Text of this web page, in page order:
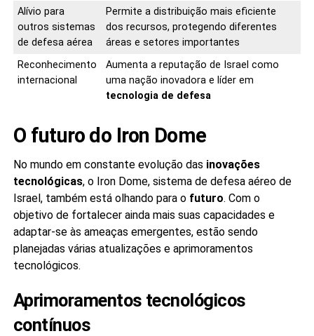
Alívio para
outros sistemas
de defesa aérea
Permite a distribuição mais eficiente
dos recursos, protegendo diferentes
áreas e setores importantes
Reconhecimento
internacional
Aumenta a reputação de Israel como
uma nação inovadora e líder em
tecnologia de defesa
O futuro do Iron Dome
No mundo em constante evolução das inovações
tecnológicas, o Iron Dome, sistema de defesa aéreo de
Israel, também está olhando para o futuro. Com o
objetivo de fortalecer ainda mais suas capacidades e
adaptar-se às ameaças emergentes, estão sendo
planejadas várias atualizações e aprimoramentos
tecnológicos.
Aprimoramentos tecnológicos
contínuos